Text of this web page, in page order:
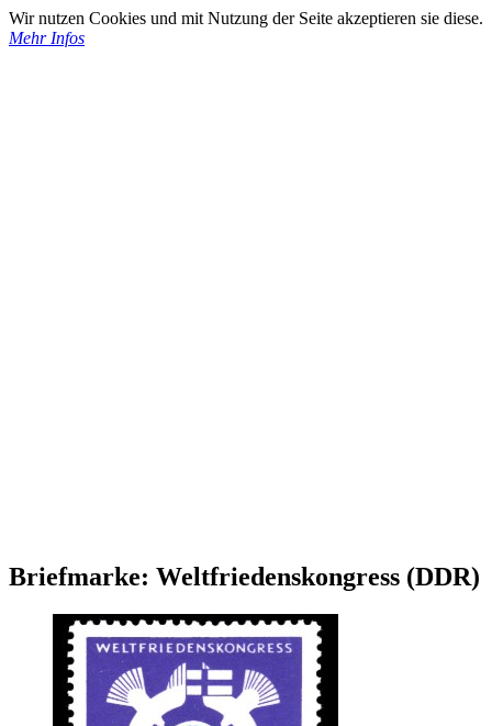
Wir nutzen Cookies und mit Nutzung der Seite akzeptieren sie diese.
Mehr Infos
Briefmarke: Weltfriedenskongress (DDR)